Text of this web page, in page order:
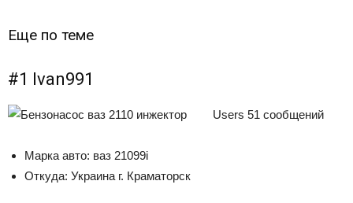
Еще по теме
#1 Ivan991
Users 51 сообщений
Марка авто: ваз 21099i
Откуда: Украина г. Краматорск